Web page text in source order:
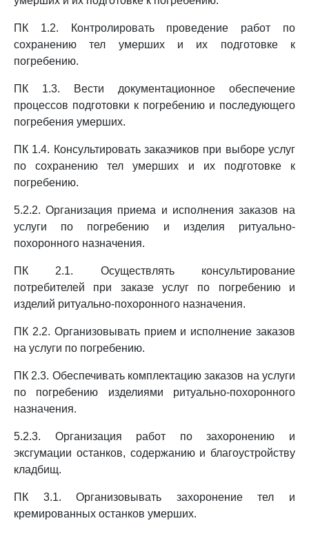
ПК 1.2. Контролировать проведение работ по
сохранению тел умерших и их подготовке к
погребению.
ПК 1.3. Вести документационное обеспечение
процессов подготовки к погребению и последующего
погребения умерших.
ПК 1.4. Консультировать заказчиков при выборе услуг
по сохранению тел умерших и их подготовке к
погребению.
5.2.2. Организация приема и исполнения заказов на
услуги по погребению и изделия ритуально-
похоронного назначения.
ПК 2.1. Осуществлять консультирование
потребителей при заказе услуг по погребению и
изделий ритуально-похоронного назначения.
ПК 2.2. Организовывать прием и исполнение заказов
на услуги по погребению.
ПК 2.3. Обеспечивать комплектацию заказов на услуги
по погребению изделиями ритуально-похоронного
назначения.
5.2.3. Организация работ по захоронению и
эксгумации останков, содержанию и благоустройству
кладбищ.
ПК 3.1. Организовывать захоронение тел и
кремированных останков умерших.